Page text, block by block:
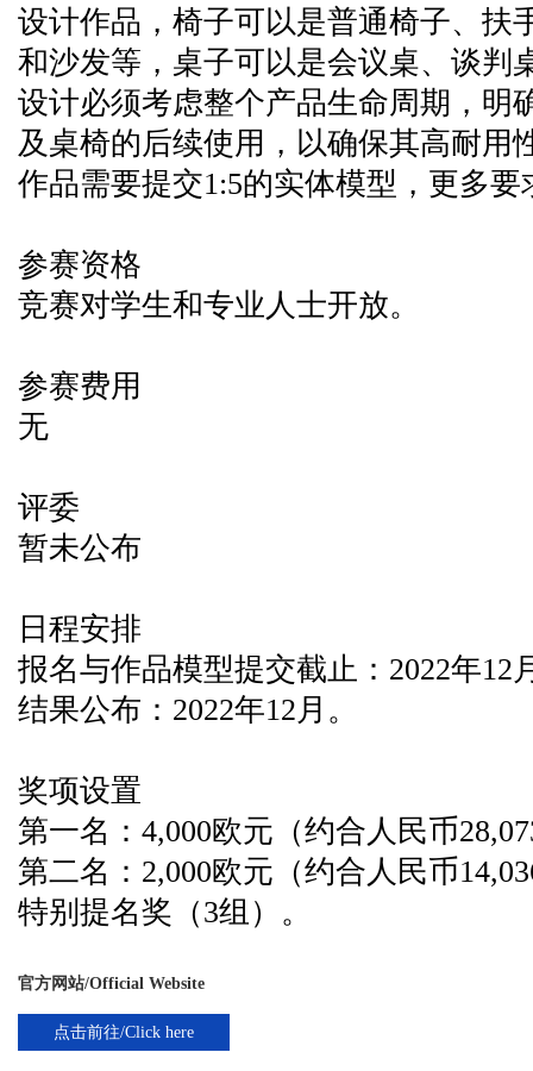
设计作品，椅子可以是普通椅子、扶
和沙发等，桌子可以是会议桌、谈判
设计必须考虑整个产品生命周期，明
及桌椅的后续使用，以确保其高耐用
作品需要提交1:5的实体模型，更多
参赛资格
竞赛对学生和专业人士开放。
参赛费用
无
评委
暂未公布
日程安排
报名与作品模型提交截止：2022年12
结果公布：2022年12月。
奖项设置
第一名：4,000欧元（约合人民币
第二名：2,000欧元（约合人民币
特别提名奖（3组）。
官方网站/Official Website
点击前往/Click here